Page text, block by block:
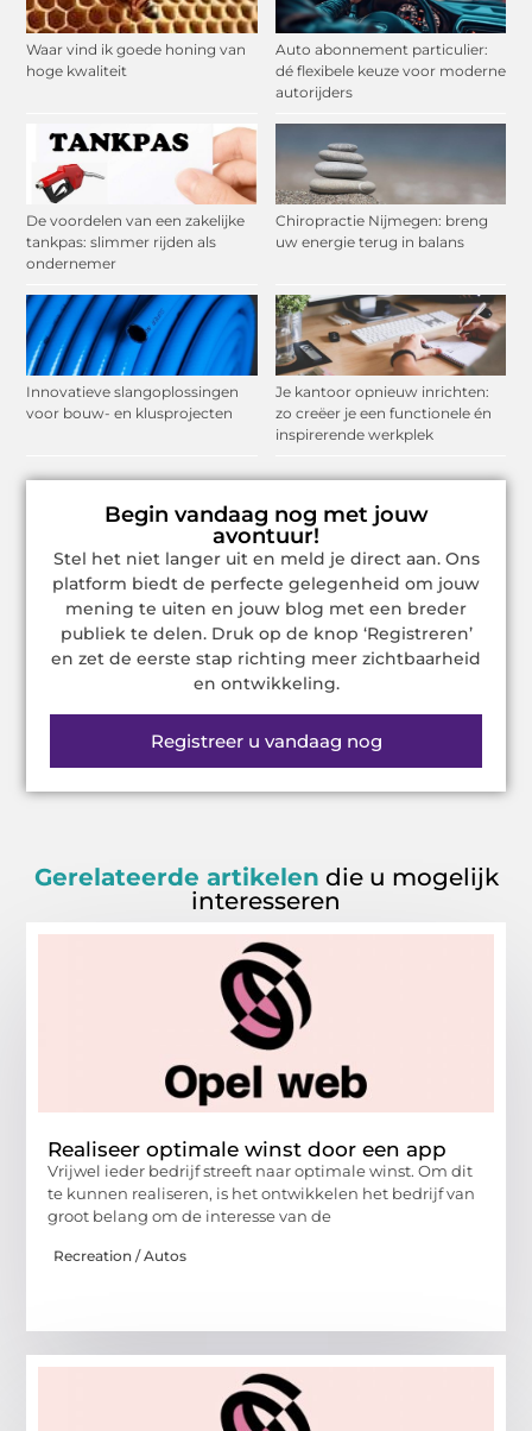
Waar vind ik goede honing van
hoge kwaliteit
Auto abonnement particulier:
dé flexibele keuze voor moderne
autorijders
De voordelen van een zakelijke
tankpas: slimmer rijden als
ondernemer
Chiropractie Nijmegen: breng
uw energie terug in balans
Innovatieve slangoplossingen
voor bouw- en klusprojecten
Je kantoor opnieuw inrichten:
zo creëer je een functionele én
inspirerende werkplek
Begin vandaag nog met jouw
avontuur!
Stel het niet langer uit en meld je direct aan. Ons
platform biedt de perfecte gelegenheid om jouw
mening te uiten en jouw blog met een breder
publiek te delen. Druk op de knop ‘Registreren’
en zet de eerste stap richting meer zichtbaarheid
en ontwikkeling.
Registreer u vandaag nog
Gerelateerde artikelen die u mogelijk
interesseren
Realiseer optimale winst door een app
Vrijwel ieder bedrijf streeft naar optimale winst. Om dit
te kunnen realiseren, is het ontwikkelen het bedrijf van
groot belang om de interesse van de
Recreation / Autos